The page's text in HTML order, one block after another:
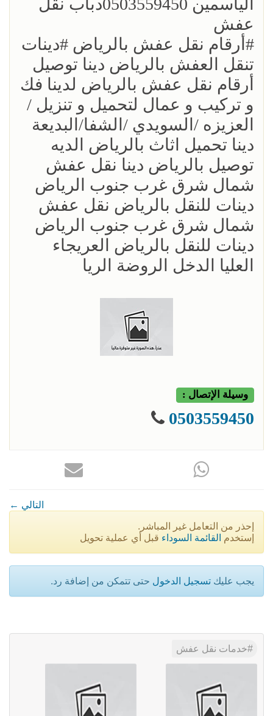
الياسمين 0503559450دباب نقل
عفش
؜؜#أرقام نقل عفش بالرياض ؜#دينات
تنقل العفش بالرياض دينا توصيل
أرقام نقل عفش بالرياض لدينا فك
و تركيب و عمال لتحميل و تنزيل /
العزيزه /السويدي /الشفا/البديعة
دينا تحميل اثاث بالرياض الديه
توصيل بالرياض دينا نقل عفش
شمال شرق غرب جنوب الرياض
دينات للنقل بالرياض نقل عفش
شمال شرق غرب جنوب الرياض
دينات للنقل بالرياض العريجاء
العليا الدخل الروضة الريا
وسيلة الإتصال :
0503559450
← التالي
إحذر من التعامل غير المباشر.
إستخدم القائمة السوداء قبل أي عملية تحويل
يجب عليك تسجيل الدخول حتى تتمكن من إضافة رد.
خدمات نقل عفش